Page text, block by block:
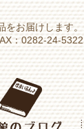
をお届けします。
：0282-24-5322